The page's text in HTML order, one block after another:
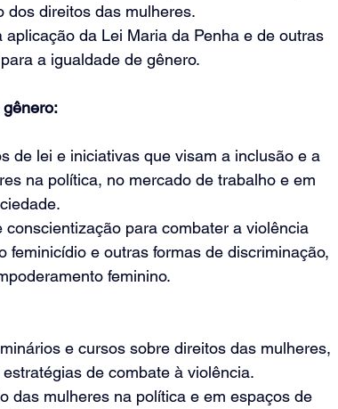
dos direitos das mulheres.
da Lei Maria da Penha e de outras
a igualdade de gênero.
de lei e iniciativas que visam a inclusão e a
na política, no mercado de trabalho e em
conscientização para combater a violência
feminicídio e outras formas de discriminação,
feminino.
e cursos sobre direitos das mulheres,
de combate à violência.
das mulheres na política e em espaços de